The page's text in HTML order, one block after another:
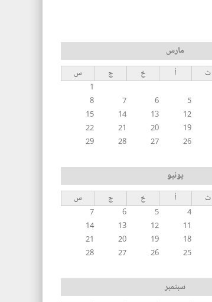
مارس
ث أ خ ج
س
1
5
6
7
8
12
13
14
15
19
20
21
22
26
27
28
29
يونيو
ث أ خ ج
س
4
5
6
7
11
12
13
14
18
19
20
21
25
26
27
28
سبتمبر